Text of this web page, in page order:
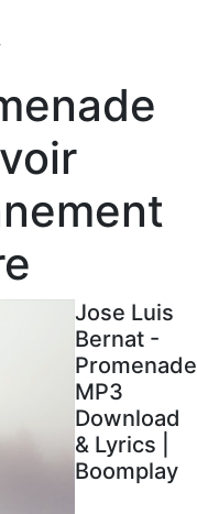
Jose Luis
Bernat -
Promenade
MP3
Download
& Lyrics |
Boomplay